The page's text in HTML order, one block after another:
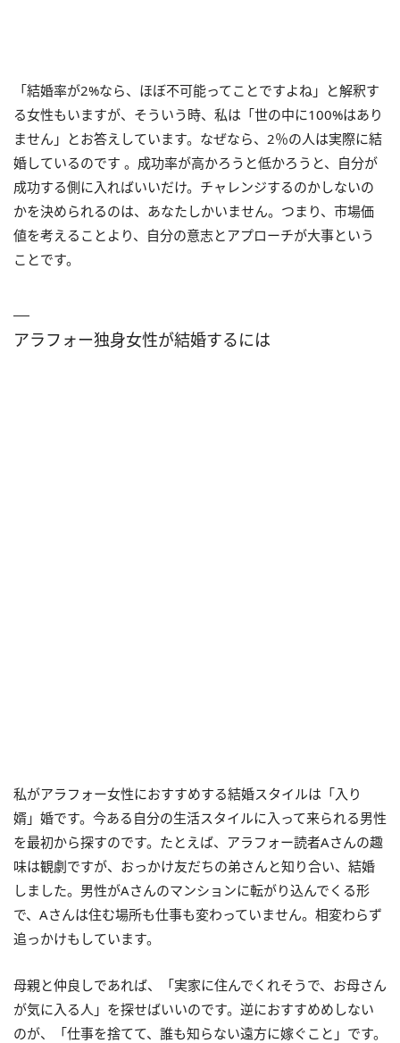
「結婚率が2%なら、ほぼ不可能ってことですよね」と解釈す
る女性もいますが、そういう時、私は「世の中に100%はあり
ません」とお答えしています。なぜなら、2％の人は実際に結
婚しているのです 。成功率が高かろうと低かろうと、自分が
成功する側に入ればいいだけ。チャレンジするのかしないの
かを決められるのは、あなたしかいません。つまり、市場価
値を考えることより、自分の意志とアプローチが大事という
ことです。
アラフォー独身女性が結婚するには
私がアラフォー女性におすすめする結婚スタイルは「入り
婿」婚です。今ある自分の生活スタイルに入って来られる男性
を最初から探すのです。たとえば、アラフォー読者Aさんの趣
味は観劇ですが、おっかけ友だちの弟さんと知り合い、結婚
しました。男性がAさんのマンションに転がり込んでくる形
で、Aさんは住む場所も仕事も変わっていません。相変わらず
追っかけもしています。
母親と仲良しであれば、「実家に住んでくれそうで、お母さん
が気に入る人」を探せばいいのです。逆におすすめめしない
のが、「仕事を捨てて、誰も知らない遠方に嫁ぐこと」です。